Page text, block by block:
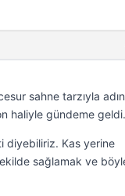
sahne tarzıyla
haliyle gündeme geldi.
diyebiliriz. Kas yerine
sağlamak ve